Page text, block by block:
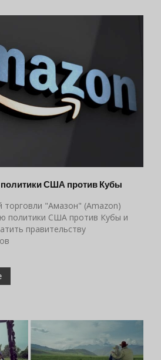
США против Кубы
торговли "Амазон" (Amazon)
политики США против Кубы и
правительству